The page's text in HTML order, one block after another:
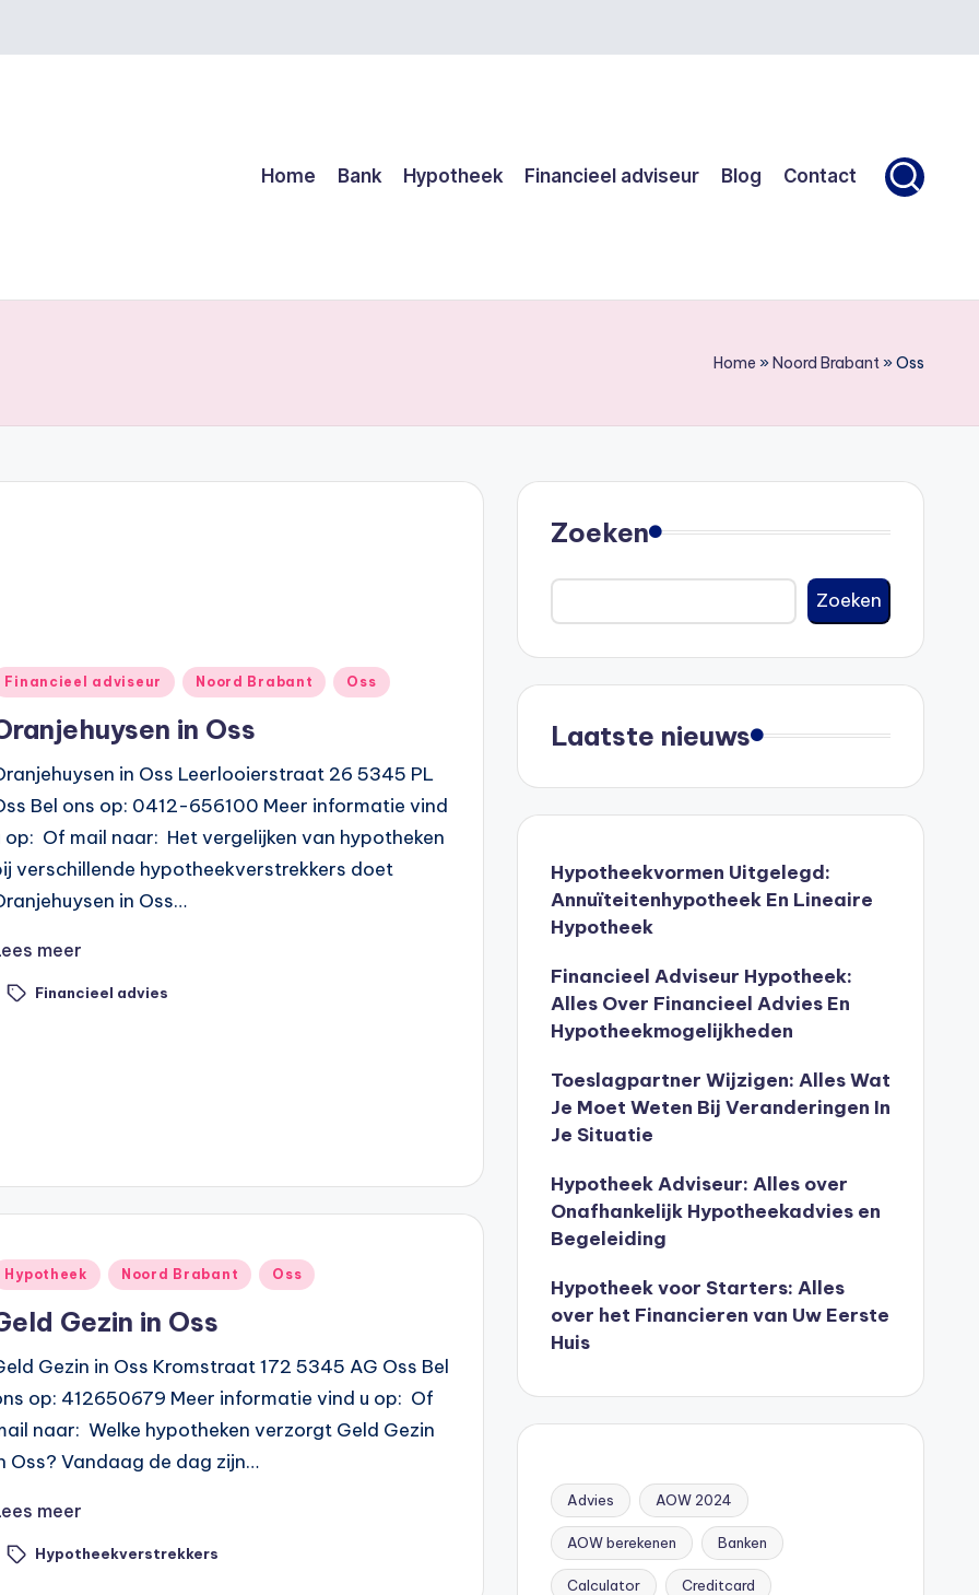
Home Bank Hypotheek Financieel adviseur Blog Contact
Home »Noord Brabant»Oss
Financieel adviseur Noord Brabant Oss
in Oss
in Oss Leerlooierstraat 26 5345 PL
Bel ons op: 0412-656100 Meer informatie vind
op: Of mail naar: Het vergelijken van hypotheken
verschillende hypotheekverstrekkers doet
in Oss…
meer
Financieel advies
Hypotheek Noord Brabant Oss
Gezin in Oss
Gezin in Oss Kromstraat 172 5345 AG Oss Bel
op: 412650679 Meer informatie vind u op: Of
naar: Welke hypotheken verzorgt Geld Gezin
Oss? Vandaag de dag zijn…
meer
Hypotheekverstrekkers
Zoeken
Zoeken
Laatste nieuws
Hypotheekvormen Uitgelegd:
Annuïteitenhypotheek En Lineaire
Hypotheek
Financieel Adviseur Hypotheek:
Alles Over Financieel Advies En
Hypotheekmogelijkheden
Toeslagpartner Wijzigen: Alles Wat
Je Moet Weten Bij Veranderingen In
Je Situatie
Hypotheek Adviseur: Alles over
Onafhankelijk Hypotheekadvies en
Begeleiding
Hypotheek voor Starters: Alles
over het Financieren van Uw Eerste
Huis
Advies AOW 2024
AOW berekenen Banken
Calculator Creditcard